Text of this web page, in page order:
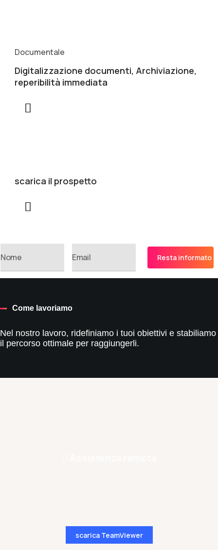
Documentale
Digitalizzazione documenti, Archiviazione,
reperibilità immediata
scarica il prospetto
Come lavoriamo
Nel nostro lavoro, ridefiniamo i tuoi obiettivi e stabiliamo
il percorso ottimale per raggiungerli.
scarica TeamViewer